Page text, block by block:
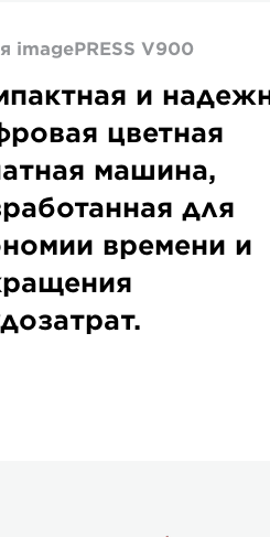
imagePRESS V900
и
цветная
машина,
для
времени и